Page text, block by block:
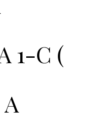
1-C (